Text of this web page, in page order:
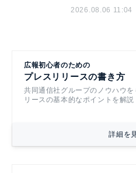
2026.08.06 11:04
広報初心者のための
プレスリリースの書き方
共同通信社グループのノウハウを
リースの基本的なポイントを解説
詳細を